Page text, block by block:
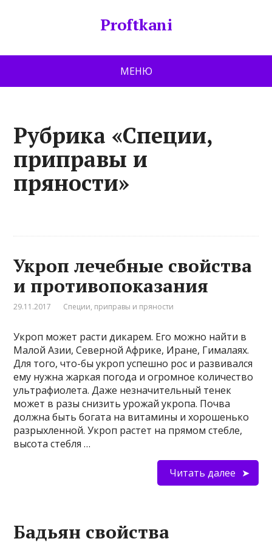
Proftkani
МЕНЮ
Рубрика «Специи,
приправы и
пряности»
Укроп лечебные свойства
и противопоказания
29.11.2017 Специи, приправы и пряности
Укроп может расти дикарем. Его можно найти в
Малой Азии, Северной Африке, Иране, Гималаях.
Для того, что-бы укроп успешно рос и развивался
ему нужна жаркая погода и огромное количество
ультрафиолета. Даже незначительный тенек
может в разы снизить урожай укропа. Почва
должна быть богата на витамины и хорошенько
разрыхленной. Укроп растет на прямом стебле,
высота стебля …
Читать далее
Бадьян свойства